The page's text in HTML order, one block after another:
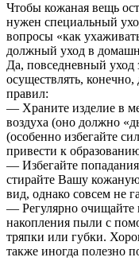
Чтобы кожаная вещь
нужен специальный
вопросы «как
должный уход в
Да, повседневный
осуществлять,
правил:
— Храните изделие в
воздуха (оно должно
(особенно избегайте
привести к
— Избегайте
стирайте Вашу
вид, однако совсем не
— Регулярно очищайте
накопления пыли с
тряпки или губки.
также иногда полезно